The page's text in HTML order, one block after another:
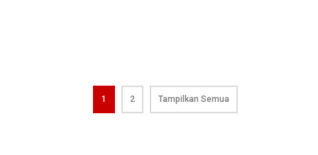
1 2 Tampilkan Semua